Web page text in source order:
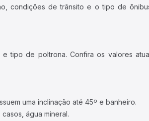
condições de trânsito e o tipo de
tipo de poltrona. Confira os valores
uma inclinação até 45º e banheiro.
água mineral.